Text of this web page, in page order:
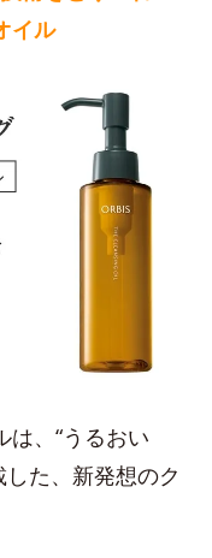
イル
は、“うるおい
た、新発想のク